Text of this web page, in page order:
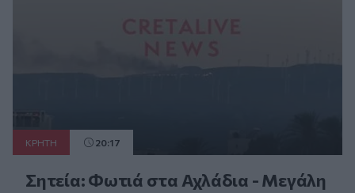
ΚΡΗΤΗ 20:17
Σητεία: Φωτιά στα Αχλάδια - Μεγάλη